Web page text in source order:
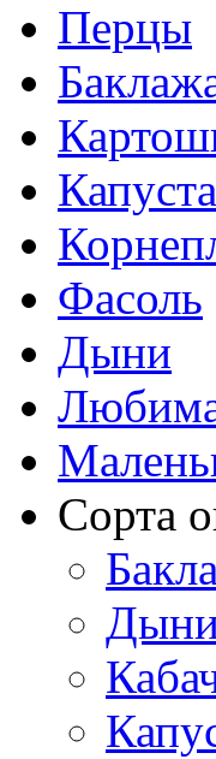
Перцы
Капуста
Фасоль
Дыни
Сорта